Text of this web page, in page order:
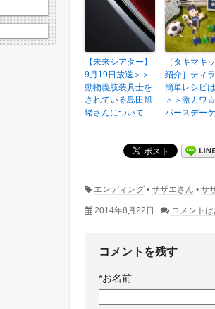
【未来シアター】
9月19日放送＞＞
動物義肢装具士を
されている島田旭
緒さんについて
［タキマキ
紹介］ティ
簡単レシピ
＞＞激カワ
バースデー
エンディング • サザエさん • サ
2014年8月22日 コメントは
コメントを残す
*お名前